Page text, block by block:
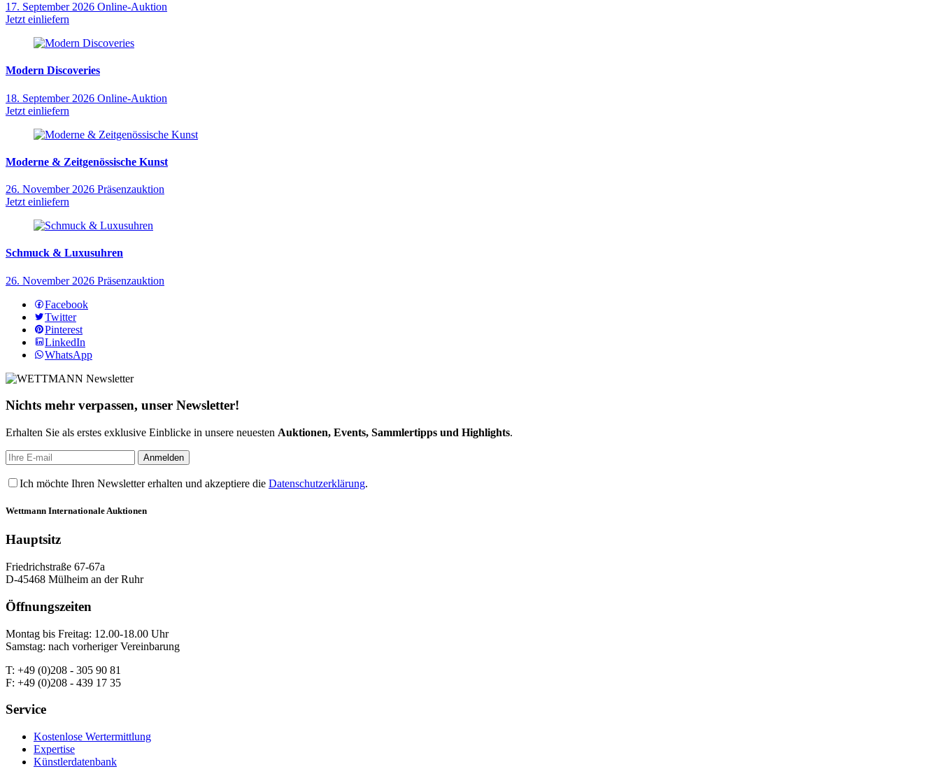
17. September 2026 Online-Auktion
Jetzt einliefern
Modern Discoveries
18. September 2026 Online-Auktion
Jetzt einliefern
Moderne & Zeitgenössische Kunst
26. November 2026 Präsenzauktion
Jetzt einliefern
Schmuck & Luxusuhren
26. November 2026 Präsenzauktion
Facebook
Twitter
Pinterest
LinkedIn
WhatsApp
Nichts mehr verpassen, unser Newsletter!
Erhalten Sie als erstes exklusive Einblicke in unsere neuesten Auktionen, Events, Sammlertipps und Highlights.
Ich möchte Ihren Newsletter erhalten und akzeptiere die Datenschutzerklärung.
Wettmann Internationale Auktionen
Hauptsitz
Friedrichstraße 67-67a
D-45468 Mülheim an der Ruhr
Öffnungszeiten
Montag bis Freitag: 12.00-18.00 Uhr
Samstag: nach vorheriger Vereinbarung
T: +49 (0)208 - 305 90 81
F: +49 (0)208 - 439 17 35
Service
Kostenlose Wertermittlung
Expertise
Künstlerdatenbank